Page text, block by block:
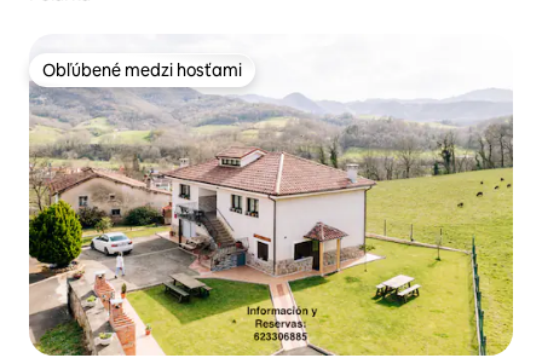
Obľúbené medzi hosťami
Obľúbené medzi hosťami